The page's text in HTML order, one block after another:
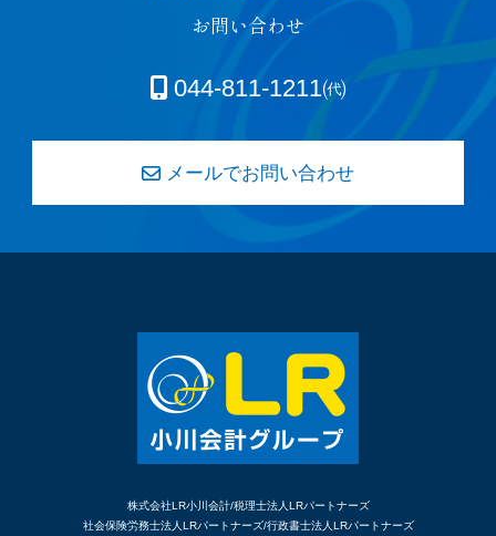
お問い合わせ
044-811-1211㈹
メールでお問い合わせ
株式会社LR小川会計/税理士法人LRパートナーズ
社会保険労務士法人LRパートナーズ/行政書士法人LRパートナーズ